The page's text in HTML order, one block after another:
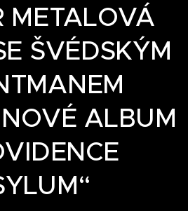
METALOVÁ
ŠVÉDSKÝM
ALBUM